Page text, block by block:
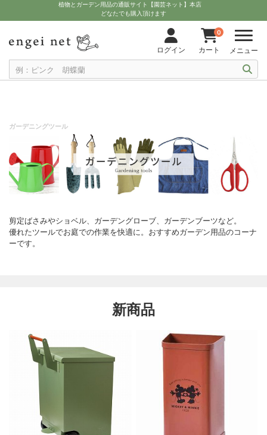
植物とガーデン用品の通販サイト【園芸ネット】本店
どなたでも購入頂けます
ログイン
0
カート メニュー
ガーデニングツール
剪定ばさみやショベル、ガーデングローブ、ガーデンブーツなど。
優れたツールでお庭での作業を快適に。おすすめガーデン用品のコーナ
ーです。
新商品